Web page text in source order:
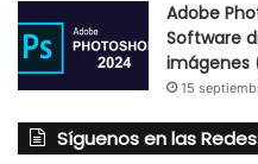
Adobe
Software
imágenes
15
Síguenos en las